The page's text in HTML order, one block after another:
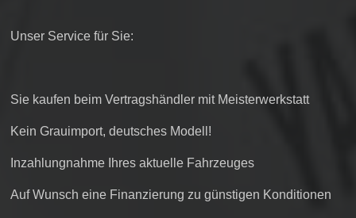
Unser Service für Sie:
Sie kaufen beim Vertragshändler mit Meisterwerkstatt
Kein Grauimport, deutsches Modell!
Inzahlungnahme Ihres aktuelle Fahrzeuges
Auf Wunsch eine Finanzierung zu günstigen Konditionen